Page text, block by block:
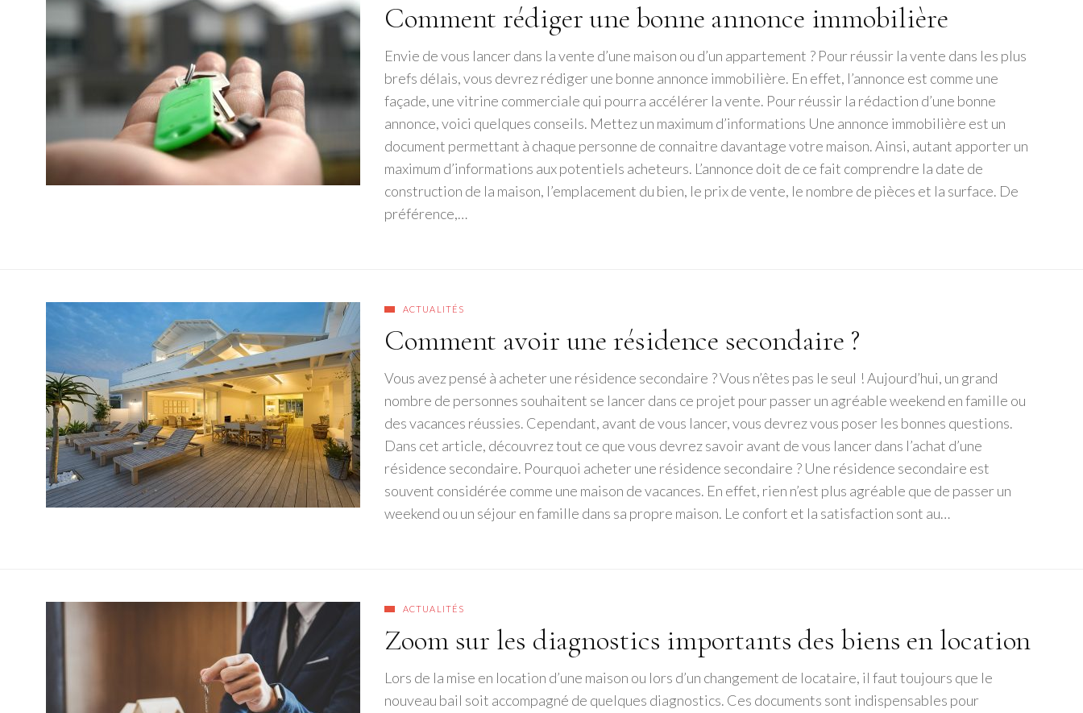
Comment rédiger une bonne annonce immobilière
Envie de vous lancer dans la vente d’une maison ou d’un appartement ? Pour réussir la vente dans les plus
brefs délais, vous devrez rédiger une bonne annonce immobilière. En effet, l’annonce est comme une
façade, une vitrine commerciale qui pourra accélérer la vente. Pour réussir la rédaction d’une bonne
annonce, voici quelques conseils. Mettez un maximum d’informations Une annonce immobilière est un
document permettant à chaque personne de connaitre davantage votre maison. Ainsi, autant apporter un
maximum d’informations aux potentiels acheteurs. L’annonce doit de ce fait comprendre la date de
construction de la maison, l’emplacement du bien, le prix de vente, le nombre de pièces et la surface. De
préférence,…
ACTUALITÉS
Comment avoir une résidence secondaire ?
Vous avez pensé à acheter une résidence secondaire ? Vous n’êtes pas le seul ! Aujourd’hui, un grand
nombre de personnes souhaitent se lancer dans ce projet pour passer un agréable weekend en famille ou
des vacances réussies. Cependant, avant de vous lancer, vous devrez vous poser les bonnes questions.
Dans cet article, découvrez tout ce que vous devrez savoir avant de vous lancer dans l’achat d’une
résidence secondaire. Pourquoi acheter une résidence secondaire ? Une résidence secondaire est
souvent considérée comme une maison de vacances. En effet, rien n’est plus agréable que de passer un
weekend ou un séjour en famille dans sa propre maison. Le confort et la satisfaction sont au…
ACTUALITÉS
Zoom sur les diagnostics importants des biens en location
Lors de la mise en location d’une maison ou lors d’un changement de locataire, il faut toujours que le
nouveau bail soit accompagné de quelques diagnostics. Ces documents sont indispensables pour